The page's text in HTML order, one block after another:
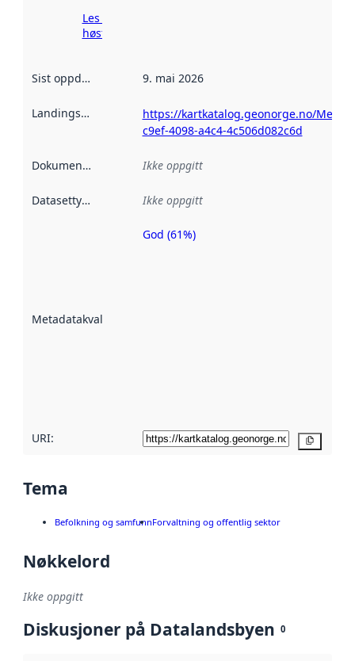
Les mer om
høsting her
Sist oppdatert 9. mai 2026
Landingsside
https://kartkatalog.geonorge.no/
c9ef-4098-a4c4-4c506d082c6d
Dokumentasjon Ikke oppgitt
Datasettype Ikke oppgitt
Metadatakvalitet
Metadatakvalitet
God (61%)
URI:
Tema
Befolkning og samfunnForvaltning og offentlig sektor
Nøkkelord
Ikke oppgitt
Diskusjoner på Datalandsbyen 0